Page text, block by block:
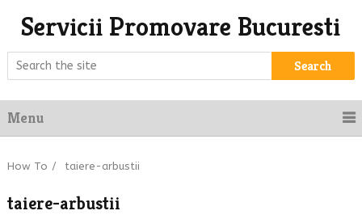
Servicii Promovare Bucuresti
Search
Menu
How To / taiere-arbustii
taiere-arbustii